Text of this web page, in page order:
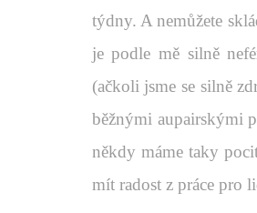
týdny. A nemůžete
je podle mě silně
(ačkoli jsme se silně
běžnými aupairskými
někdy máme taky
mít radost z práce pro